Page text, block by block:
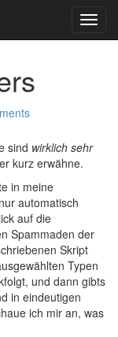
sind wirklich sehr
kurz erwähne.
in meine
automatisch
auf die
Spammaden der
Skript
Typen
und dann gibts
in eindeutigen
ich mir an, was